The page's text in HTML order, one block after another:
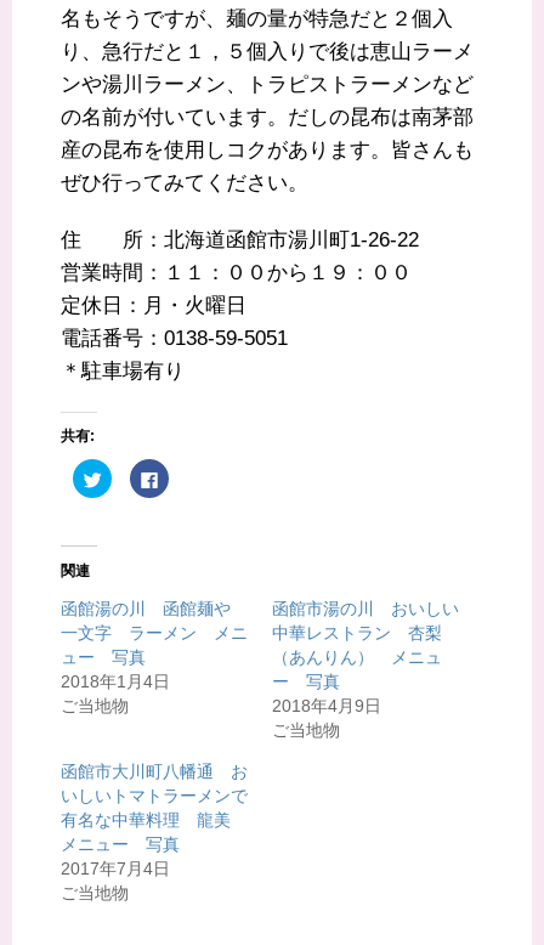
名もそうですが、麺の量が特急だと２個入
り、急行だと１，５個入りで後は恵山ラーメ
ンや湯川ラーメン、トラピストラーメンなど
の名前が付いています。だしの昆布は南茅部
産の昆布を使用しコクがあります。皆さんも
ぜひ行ってみてください。
住 所：北海道函館市湯川町1-26-22
営業時間：１１：００から１９：００
定休日：月・火曜日
電話番号：0138-59-5051
＊駐車場有り
共有:
ク
リ
t
t
e
で
共
有
(
ウ
ィ
ン
ウ
で
開
き
ま
す
F
a
共
有
す
は
ク
て
く
だ
さ
い
(
新
し
関連
函館湯の川 函館麺や
一文字 ラーメン メニ
ュー 写真
2018年1月4日
ご当地物
函館市湯の川 おいしい
中華レストラン 杏梨
（あんりん） メニュ
ー 写真
2018年4月9日
ご当地物
函館市大川町八幡通 お
いしいトマトラーメンで
有名な中華料理 龍美
メニュー 写真
2017年7月4日
ご当地物